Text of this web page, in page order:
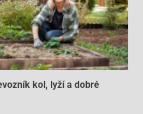
kol, lyží a dobré